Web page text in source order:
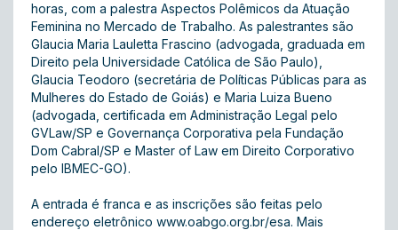
horas, com a palestra Aspectos Polêmicos da Atuação
Feminina no Mercado de Trabalho. As palestrantes são
Glaucia Maria Lauletta Frascino (advogada, graduada em
Direito pela Universidade Católica de São Paulo),
Glaucia Teodoro (secretária de Políticas Públicas para as
Mulheres do Estado de Goiás) e Maria Luiza Bueno
(advogada, certificada em Administração Legal pelo
GVLaw/SP e Governança Corporativa pela Fundação
Dom Cabral/SP e Master of Law em Direito Corporativo
pelo IBMEC-GO).
A entrada é franca e as inscrições são feitas pelo
endereço eletrônico www.oabgo.org.br/esa. Mais